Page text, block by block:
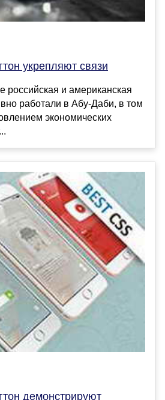
укрепляют связи
российская и американская
работали в Абу-Даби, в том
экономических
демонстрируют